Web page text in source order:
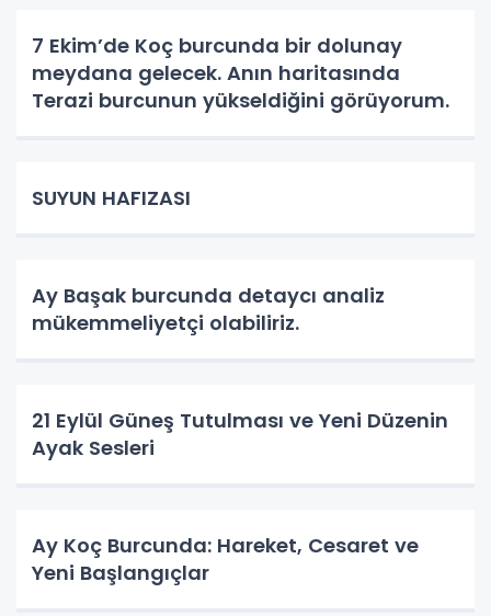
7 Ekim’de Koç burcunda bir dolunay
meydana gelecek. Anın haritasında
Terazi burcunun yükseldiğini görüyorum.
SUYUN HAFIZASI
Ay Başak burcunda detaycı analiz
mükemmeliyetçi olabiliriz.
21 Eylül Güneş Tutulması ve Yeni Düzenin
Ayak Sesleri
Ay Koç Burcunda: Hareket, Cesaret ve
Yeni Başlangıçlar